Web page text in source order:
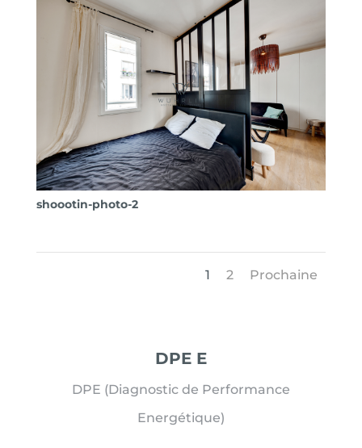
shoootin-photo-2
1 2 Prochaine
DPE E
DPE (Diagnostic de Performance
Energétique)